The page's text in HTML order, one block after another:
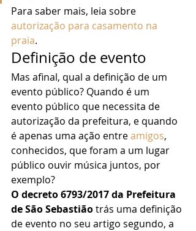
Para saber mais, leia sobre
autorização para casamento na
praia.
Definição de evento
Mas afinal, qual a definição de um
evento público? Quando é um
evento público que necessita de
autorização da prefeitura, e quando
é apenas uma ação entre amigos,
conhecidos, que foram a um lugar
público ouvir música juntos, por
exemplo?
O decreto 6793/2017 da Prefeitura
de São Sebastião trás uma definição
de evento no seu artigo segundo, a